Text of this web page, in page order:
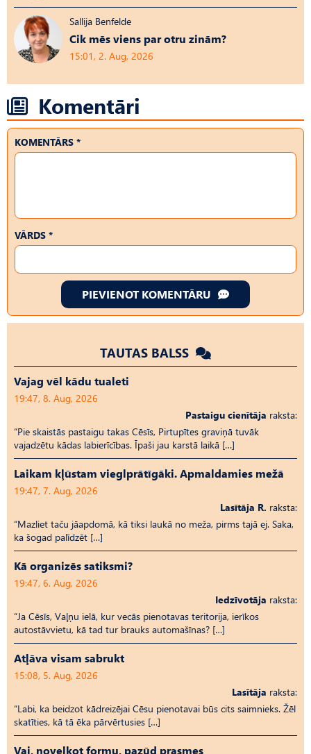
Sallija Benfelde
Cik mēs viens par otru zinām?
15:01, 2. Aug, 2026
Komentāri
KOMENTĀRS *
VĀRDS *
PIEVIENOT KOMENTĀRU
TAUTAS BALSS
Vajag vēl kādu tualeti
19:47, 8. Aug, 2026
Pastaigu cienītāja raksta:
“Pie skaistās pastaigu takas Cēsīs, Pirtupītes graviņā tuvāk
vajadzētu kādas labierīcības. Īpaši jau karstā laikā […]
Laikam kļūstam vieglprātīgāki. Apmaldamies mežā
19:47, 7. Aug, 2026
Lasītāja R. raksta:
“Mazliet taču jāapdomā, kā tiksi laukā no meža, pirms tajā ej. Saka,
ka šogad palīdzēt […]
Kā organizēs satiksmi?
19:47, 6. Aug, 2026
Iedzīvotāja raksta:
“Ja Cēsīs, Vaļņu ielā, kur vecās pienotavas teritorija, ierīkos
autostāvvietu, kā tad tur brauks automašīnas? […]
Atļāva visam sabrukt
15:08, 5. Aug, 2026
Lasītāja raksta:
“Labi, ka beidzot kādreizējai Cēsu pienotavai būs cits saimnieks. Žēl
skatīties, kā tā ēka pārvērtusies […]
Vai, novelkot formu, pazūd prasmes